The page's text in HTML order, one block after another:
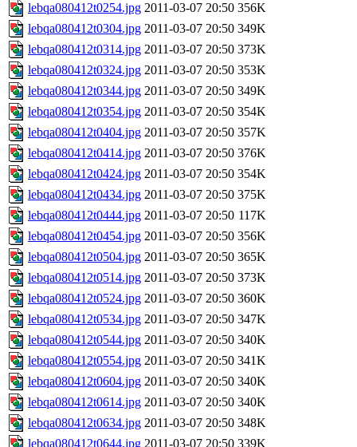
lebqa080412t0254.jpg 2011-03-07 20:50 356K
lebqa080412t0304.jpg 2011-03-07 20:50 349K
lebqa080412t0314.jpg 2011-03-07 20:50 373K
lebqa080412t0324.jpg 2011-03-07 20:50 353K
lebqa080412t0344.jpg 2011-03-07 20:50 349K
lebqa080412t0354.jpg 2011-03-07 20:50 354K
lebqa080412t0404.jpg 2011-03-07 20:50 357K
lebqa080412t0414.jpg 2011-03-07 20:50 376K
lebqa080412t0424.jpg 2011-03-07 20:50 354K
lebqa080412t0434.jpg 2011-03-07 20:50 375K
lebqa080412t0444.jpg 2011-03-07 20:50 117K
lebqa080412t0454.jpg 2011-03-07 20:50 356K
lebqa080412t0504.jpg 2011-03-07 20:50 365K
lebqa080412t0514.jpg 2011-03-07 20:50 373K
lebqa080412t0524.jpg 2011-03-07 20:50 360K
lebqa080412t0534.jpg 2011-03-07 20:50 347K
lebqa080412t0544.jpg 2011-03-07 20:50 340K
lebqa080412t0554.jpg 2011-03-07 20:50 341K
lebqa080412t0604.jpg 2011-03-07 20:50 340K
lebqa080412t0614.jpg 2011-03-07 20:50 340K
lebqa080412t0634.jpg 2011-03-07 20:50 348K
lebqa080412t0644.jpg 2011-03-07 20:50 339K